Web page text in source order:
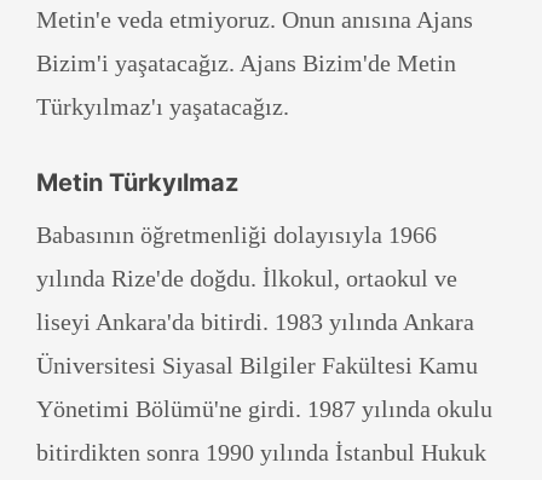
Metin'e veda etmiyoruz. Onun anısına Ajans
Bizim'i yaşatacağız. Ajans Bizim'de Metin
Türkyılmaz'ı yaşatacağız.
Metin Türkyılmaz
Babasının öğretmenliği dolayısıyla 1966
yılında Rize'de doğdu. İlkokul, ortaokul ve
liseyi Ankara'da bitirdi. 1983 yılında Ankara
Üniversitesi Siyasal Bilgiler Fakültesi Kamu
Yönetimi Bölümü'ne girdi. 1987 yılında okulu
bitirdikten sonra 1990 yılında İstanbul Hukuk